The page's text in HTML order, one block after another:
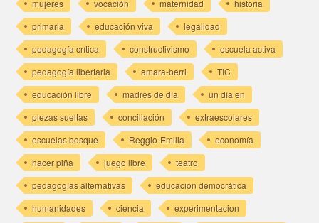
mujeres vocación maternidad
historia
primaria
educación viva
legalidad
pedagogía crítica
constructivismo
escuela activa
pedagogía libertaria
amara-berri
TIC
educación libre
madres de día
un día en
piezas sueltas
conciliación
extraescolares
escuelas bosque
Reggio-Emilia
economía
hacer piña
juego libre
teatro
pedagogías alternativas
educación democrática
humanidades
ciencia
experimentacion